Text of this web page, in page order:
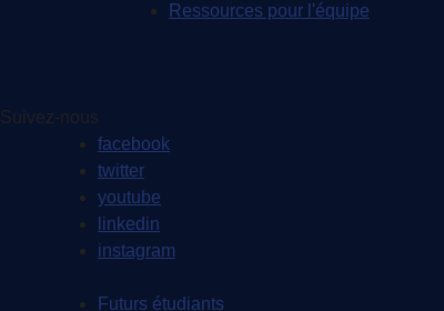
Ressources pour l'équipe
Suivez-nous
facebook
twitter
youtube
linkedin
instagram
Futurs étudiants